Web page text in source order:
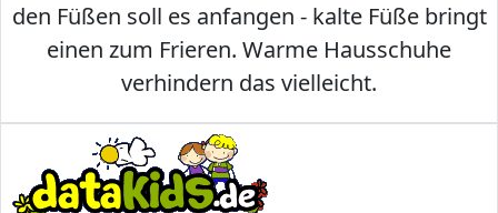
den Füßen soll es anfangen - kalte Füße bringt
einen zum Frieren. Warme Hausschuhe
verhindern das vielleicht.